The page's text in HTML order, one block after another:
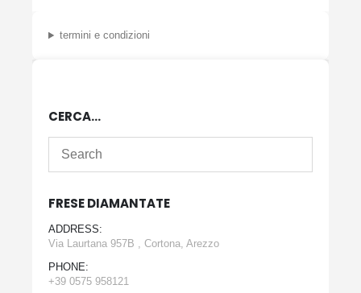
termini e condizioni
CERCA…
FRESE DIAMANTATE
ADDRESS:
Via Laurtana 957B , Cortona, Arezzo
PHONE:
+39 0575 958121